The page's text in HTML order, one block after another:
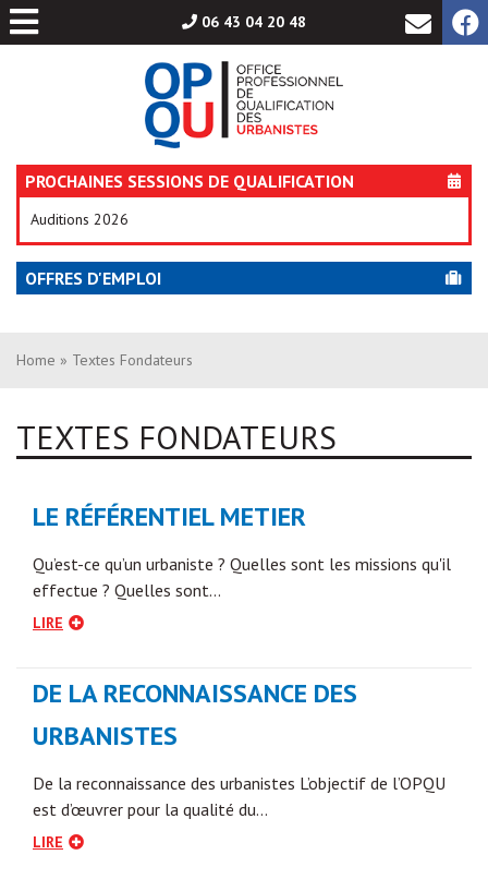
06 43 04 20 48
PROCHAINES SESSIONS DE QUALIFICATION
Auditions 2026
OFFRES D'EMPLOI
Aller
au
Home » Textes Fondateurs
TEXTES FONDATEURS
LE RÉFÉRENTIEL METIER
Qu’est-ce qu’un urbaniste ? Quelles sont les missions qu'il
effectue ? Quelles sont…
LIRE
DE LA RECONNAISSANCE DES
URBANISTES
De la reconnaissance des urbanistes L’objectif de l’OPQU
est d’œuvrer pour la qualité du…
LIRE